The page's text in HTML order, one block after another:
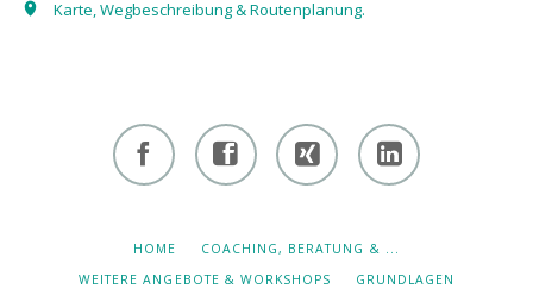
Karte, Wegbeschreibung & Routenplanung.
zentrum
zentrum
Hiltebrand Hiltebrand
NAVIGATION
HOME
COACHING, BERATUNG & ...
WEITERE ANGEBOTE & WORKSHOPS
GRUNDLAGEN